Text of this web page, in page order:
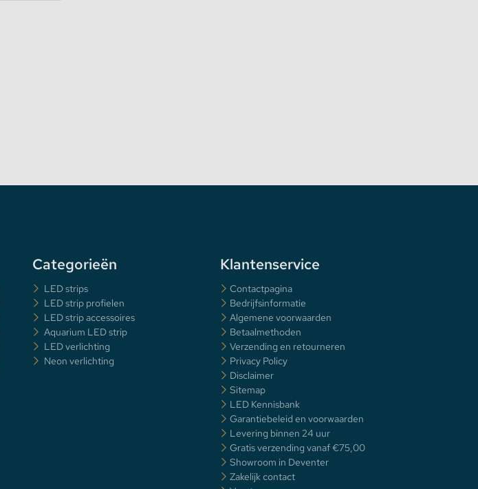
Categorieën
LED strips
LED strip profielen
LED strip accessoires
Aquarium LED strip
LED verlichting
Neon verlichting
Klantenservice
Contactpagina
Bedrijfsinformatie
Algemene voorwaarden
Betaalmethoden
Verzending en retourneren
Privacy Policy
Disclaimer
Sitemap
LED Kennisbank
Garantiebeleid en voorwaarden
Levering binnen 24 uur
Gratis verzending vanaf €75,00
Showroom in Deventer
Zakelijk contact